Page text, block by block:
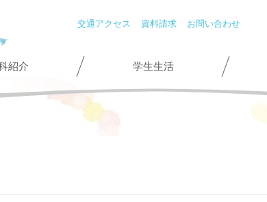
交通アクセス 資料請求 お問い合わせ
紹介 学生生活